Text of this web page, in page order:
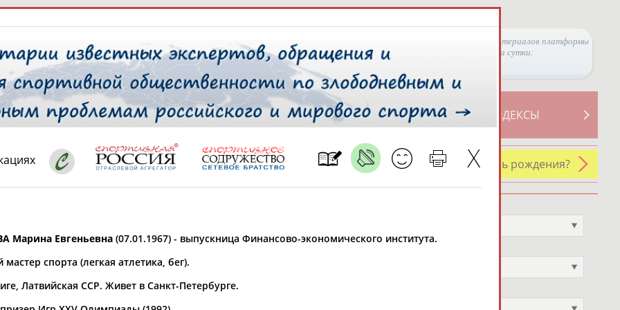
Просмотры материалов платформы
за сутки:
СВОДНЫЕ ИНДЕКСЫ
ТАБЛО АКТИВНОСТИ
РЕСУРСНАЯ ПЛОЩАДКА
У кого сегодня день рождения?
* для действующих спортсменов
проживания
Марина Евгеньевна (07.01.1967) - выпускница Финансово-экономического института.
спорта (легкая атлетика, бег).
Латвийская ССР. Живет в Санкт-Петербурге.